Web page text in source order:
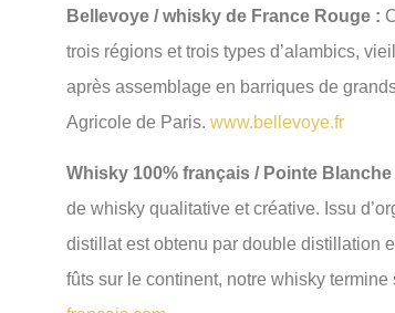
Bellevoye / whisky de France Rouge :
trois régions et trois types d’alambics,
après assemblage en barriques de
Agricole de Paris. www.bellevoye.fr
Whisky 100% français / Pointe Blanche
de whisky qualitative et créative. Issu
distillat est obtenu par double distillation
fûts sur le continent, notre whisky